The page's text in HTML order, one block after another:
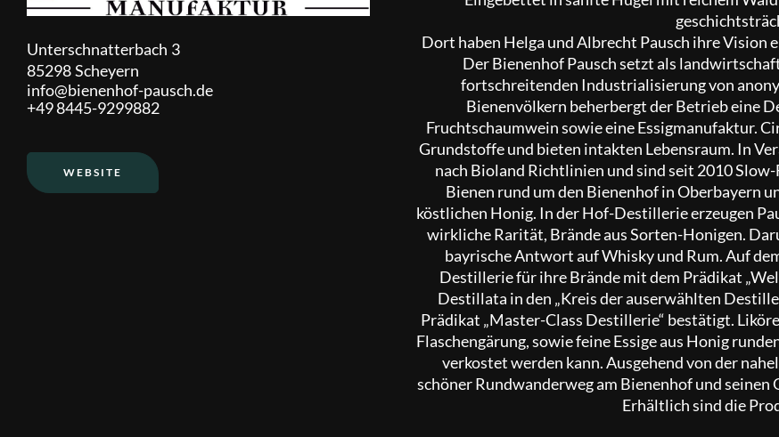
Unterschnatterbach 3
85298Scheyern
info@bienenhof-pausch.de
+49 8445-9299882
WEBSITE
Dort haben Helga und Albrecht Pausch ihre Vision
Der Bienenhof Pausch setzt als
fortschreitenden Industrialisierung von
Bienenvölkern beherbergt der Betrieb eine
Fruchtschaumwein sowie eine Essigmanufaktur.
Grundstoffe und bieten intakten Lebensraum. In
nach Bioland Richtlinien und sind seit 2010
Bienen rund um den Bienenhof in Oberbayern
köstlichen Honig. In der Hof-Destillerie erzeugen
wirkliche Rarität, Brände aus Sorten-Honigen.
bayrische Antwort auf Whisky und Rum. Auf
Destillerie für ihre Brände mit dem Prädikat
Destillata in den „Kreis der auserwählten
Prädikat „Master-Class Destillerie“ bestätigt.
Flaschengärung, sowie feine Essige aus Honig
verkostet werden kann. Ausgehend von der
schöner Rundwanderweg am Bienenhof und
Erhältlich sind die